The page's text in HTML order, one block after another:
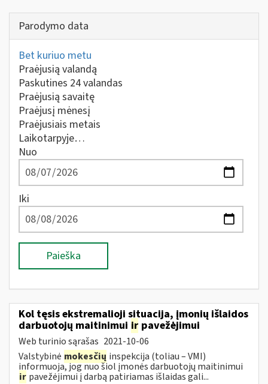
Parodymo data
Bet kuriuo metu
Praėjusią valandą
Paskutines 24 valandas
Praėjusią savaitę
Praėjusį mėnesį
Praėjusiais metais
Laikotarpyje…
Nuo
Iki
Paieška
Kol tęsis ekstremalioji situacija, įmonių išlaidos
darbuotojų maitinimui ir pavežėjimui
Web turinio sąrašas 2021-10-06
Valstybinė mokesčių inspekcija (toliau – VMI)
informuoja, jog nuo šiol įmonės darbuotojų maitinimui
ir pavežėjimui į darbą patiriamas išlaidas gali...